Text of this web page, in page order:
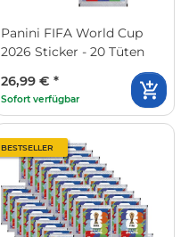
Panini FIFA World Cup
2026 Sticker - 20 Tüten
26,99 € *
Sofort verfügbar
BESTSELLER